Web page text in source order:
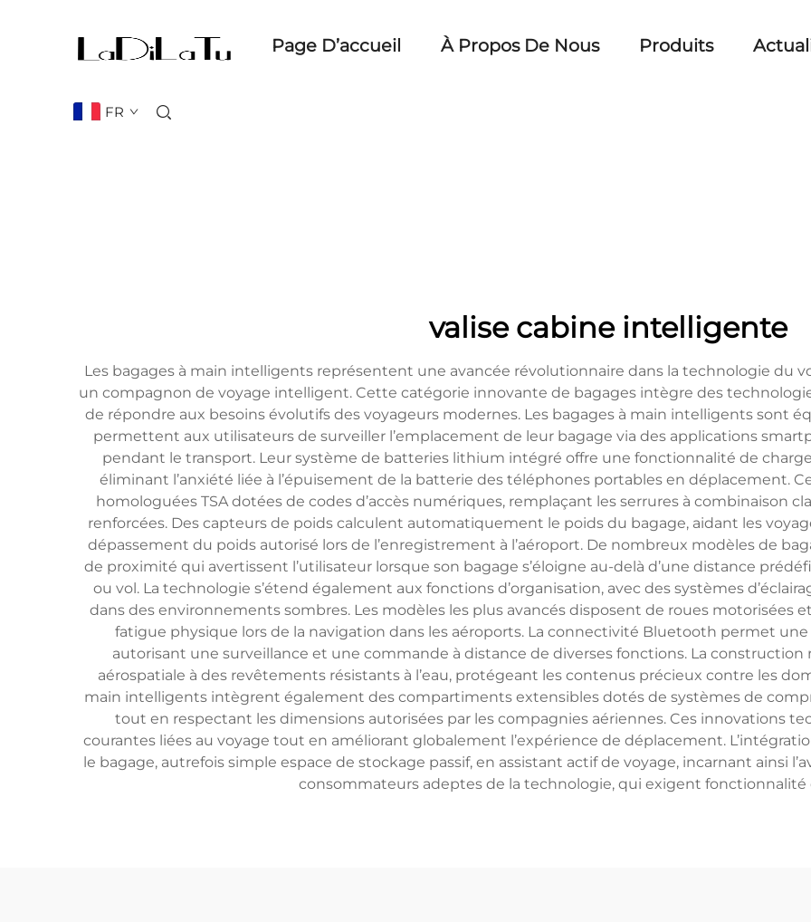
Page D’accueil À Propos De Nous Produits
FR
valise cabine intelligente
Les bagages à main intelligents représentent une avancée révolutionnaire dans la technologie du
un compagnon de voyage intelligent. Cette catégorie innovante de bagages intègre des
de répondre aux besoins évolutifs des voyageurs modernes. Les bagages à main intelligents sont
permettent aux utilisateurs de surveiller l’emplacement de leur bagage via des applications
pendant le transport. Leur système de batteries lithium intégré offre une fonctionnalité de
éliminant l’anxiété liée à l’épuisement de la batterie des téléphones portables en déplacement.
homologuées TSA dotées de codes d’accès numériques, remplaçant les serrures à combinaison
renforcées. Des capteurs de poids calculent automatiquement le poids du bagage, aidant les
dépassement du poids autorisé lors de l’enregistrement à l’aéroport. De nombreux modèles de
de proximité qui avertissent l’utilisateur lorsque son bagage s’éloigne au-delà d’une distance
ou vol. La technologie s’étend également aux fonctions d’organisation, avec des systèmes
dans des environnements sombres. Les modèles les plus avancés disposent de roues motorisées
fatigue physique lors de la navigation dans les aéroports. La connectivité Bluetooth permet
autorisant une surveillance et une commande à distance de diverses fonctions. La
aérospatiale à des revêtements résistants à l’eau, protégeant les contenus précieux contre les
main intelligents intègrent également des compartiments extensibles dotés de systèmes de
tout en respectant les dimensions autorisées par les compagnies aériennes. Ces innovations
courantes liées au voyage tout en améliorant globalement l’expérience de déplacement.
le bagage, autrefois simple espace de stockage passif, en assistant actif de voyage, incarnant ainsi
consommateurs adeptes de la technologie, qui exigent